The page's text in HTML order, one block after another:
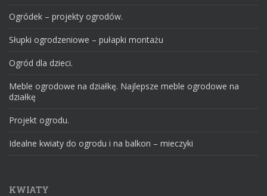
Ogródek – projekty ogrodów.
Słupki ogrodzeniowe – pułapki montażu
Ogród dla dzieci.
Meble ogrodowe na działkę. Najlepsze meble ogrodowe na
działkę
Projekt ogrodu.
Idealne kwiaty do ogrodu i na balkon – mieczyki
KWIATY